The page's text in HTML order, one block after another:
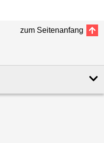
zum Seitenanfang